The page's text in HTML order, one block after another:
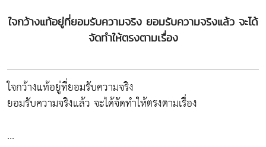
ใจกว้างแท้อยู่ที่ยอมรับความจริง ยอมรับความจริงแล้ว จะได้
จัดทำให้ตรงตามเรื่อง
ใจกว้างแท้อยู่ที่ยอมรับความจริง
ยอมรับความจริงแล้ว จะได้จัดทำให้ตรงตามเรื่อง
...